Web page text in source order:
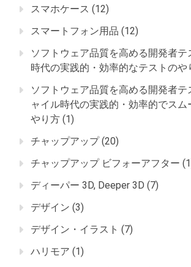
スマホケース (12)
スマートフォン用品 (12)
ソフトウェア品質を高める開発者
時代の実践的・効率的なテストのや
ソフトウェア品質を高める開発者テ
ャイル時代の実践的・効率的でス
やり方 (1)
チャップアップ(20)
チャップアップ ビフォーアフター
ディーパー 3D, Deeper 3D (7)
デザイン (3)
デザイン・イラスト (7)
ハリモア (1)